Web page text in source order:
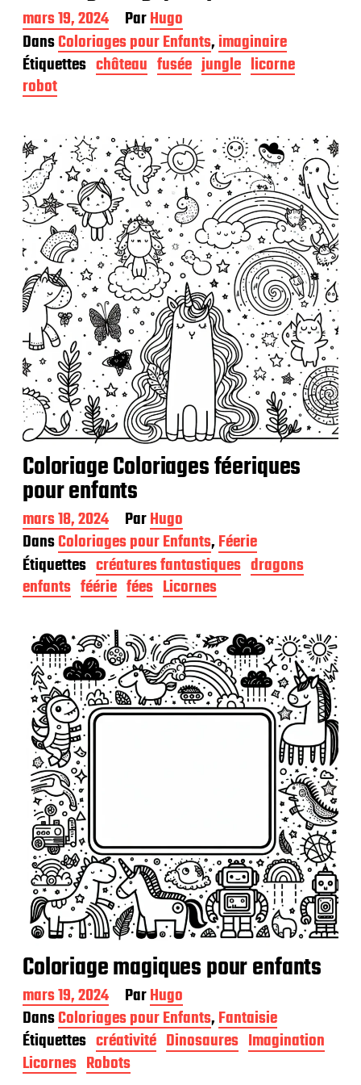
D
a
t
e
d
e
u
b
l
i
c
a
t
i
o
n
mars 19, 2024 ParHugo
DansColoriages pour Enfants,imaginaire
Étiquettes château fusée jungle licorne
robot
Coloriage Coloriages féeriques
pour enfants
D
a
t
e
d
e
mars 18, 2024 ParHugo
DansColoriages pour Enfants,Féerie
Étiquettes créatures fantastiques dragons
enfants féérie fées Licornes
Coloriage magiques pour enfants
D
a
t
e
d
e
mars 19, 2024 ParHugo
DansColoriages pour Enfants,Fantaisie
Étiquettes créativité Dinosaures Imagination
Licornes Robots